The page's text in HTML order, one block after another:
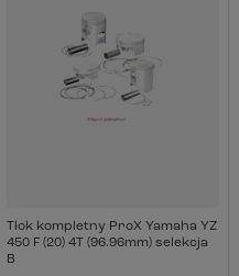
Tłok kompletny ProX Yamaha YZ
450 F (20) 4T (96.96mm) selekcja
B